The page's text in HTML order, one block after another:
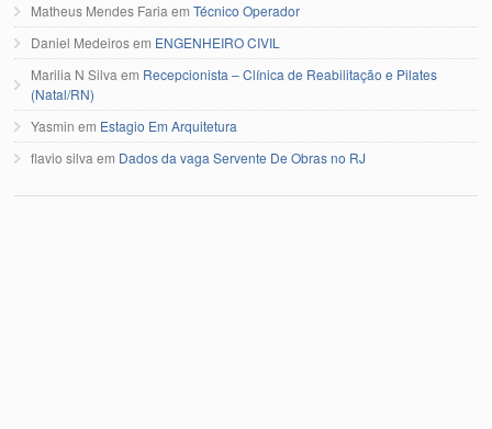
Matheus Mendes Faria emTécnico Operador
Daniel Medeirosem ENGENHEIRO CIVIL
Marilia N Silva em Recepcionista – Clínica de Reabilitação e Pilates
(Natal/RN)
Yasmin em Estagio Em Arquitetura
flavio silva em Dados da vaga Servente De Obras no RJ